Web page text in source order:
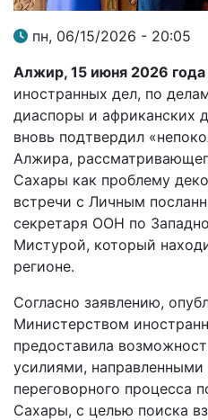
пн, 06/15/2026 - 20:05
Алжир, 15 июня 2026 года
иностранных дел, по
диаспоры и африканских
вновь подтвердил
Алжира,
Сахары как проблему
встречи с Личным
секретаря ООН по
Мистурой, который
регионе.
Согласно заявлению,
Министерством
предоставила
усилиями,
переговорного процесса
Сахары, с целью поиска